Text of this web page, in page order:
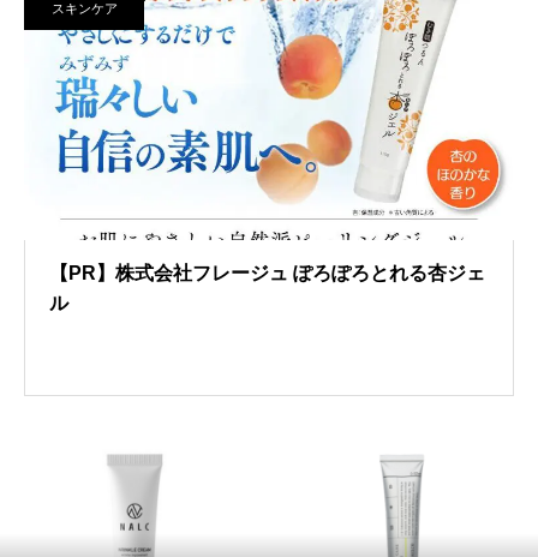
スキンケア
【PR】株式会社フレージュ ぽろぽろとれる杏ジェ
ル